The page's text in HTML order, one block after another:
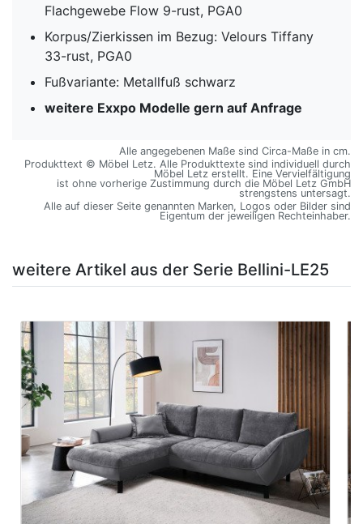
Flachgewebe Flow 9-rust, PGA0
Korpus/Zierkissen im Bezug: Velours Tiffany
33-rust, PGA0
Fußvariante: Metallfuß schwarz
weitere Exxpo Modelle gern auf Anfrage
Alle angegebenen Maße sind Circa-Maße in cm.
Produkttext © Möbel Letz. Alle Produkttexte sind individuell durch
Möbel Letz erstellt. Eine Vervielfältigung
ist ohne vorherige Zustimmung durch die Möbel Letz GmbH
strengstens untersagt.
Alle auf dieser Seite genannten Marken, Logos oder Bilder sind
Eigentum der jeweiligen Rechteinhaber.
weitere Artikel aus der Serie Bellini-LE25